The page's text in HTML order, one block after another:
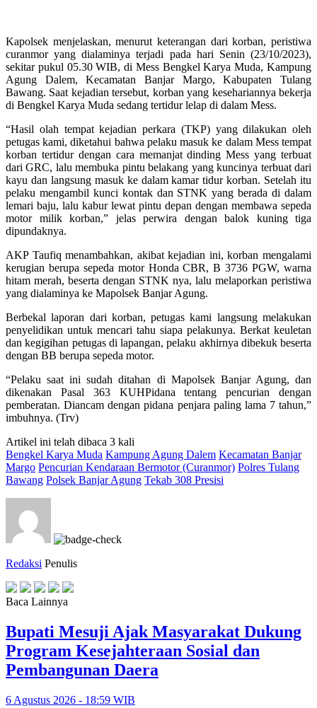
Kapolsek menjelaskan, menurut keterangan dari korban, peristiwa
curanmor yang dialaminya terjadi pada hari Senin (23/10/2023),
sekitar pukul 05.30 WIB, di Mess Bengkel Karya Muda, Kampung
Agung Dalem, Kecamatan Banjar Margo, Kabupaten Tulang
Bawang. Saat kejadian tersebut, korban yang kesehariannya bekerja
di Bengkel Karya Muda sedang tertidur lelap di dalam Mess.
“Hasil olah tempat kejadian perkara (TKP) yang dilakukan oleh
petugas kami, diketahui bahwa pelaku masuk ke dalam Mess tempat
korban tertidur dengan cara memanjat dinding Mess yang terbuat
dari GRC, lalu membuka pintu belakang yang kuncinya terbuat dari
kayu dan langsung masuk ke dalam kamar tidur korban. Setelah itu
pelaku mengambil kunci kontak dan STNK yang berada di dalam
lemari baju, lalu kabur lewat pintu depan dengan membawa sepeda
motor milik korban,” jelas perwira dengan balok kuning tiga
dipundaknya.
AKP Taufiq menambahkan, akibat kejadian ini, korban mengalami
kerugian berupa sepeda motor Honda CBR, B 3736 PGW, warna
hitam merah, beserta dengan STNK nya, lalu melaporkan peristiwa
yang dialaminya ke Mapolsek Banjar Agung.
Berbekal laporan dari korban, petugas kami langsung melakukan
penyelidikan untuk mencari tahu siapa pelakunya. Berkat keuletan
dan kegigihan petugas di lapangan, pelaku akhirnya dibekuk beserta
dengan BB berupa sepeda motor.
“Pelaku saat ini sudah ditahan di Mapolsek Banjar Agung, dan
dikenakan Pasal 363 KUHPidana tentang pencurian dengan
pemberatan. Diancam dengan pidana penjara paling lama 7 tahun,”
imbuhnya. (Trv)
Artikel ini telah dibaca 3 kali
Bengkel Karya Muda Kampung Agung Dalem Kecamatan Banjar
Margo Pencurian Kendaraan Bermotor (Curanmor) Polres Tulang
Bawang Polsek Banjar Agung Tekab 308 Presisi
Redaksi Penulis
Baca Lainnya
Bupati Mesuji Ajak Masyarakat Dukung
Program Kesejahteraan Sosial dan
Pembangunan Daera
6 Agustus 2026 - 18:59 WIB